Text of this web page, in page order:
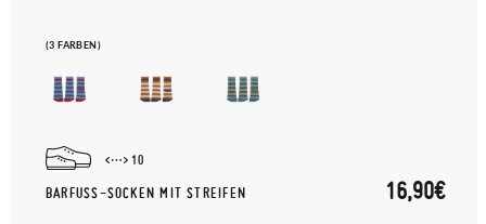
(3 FARBEN)
10
BARFUSS-SOCKEN MIT STREIFEN 16,90€